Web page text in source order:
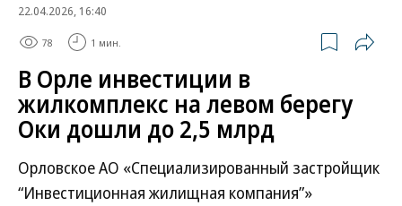
22.04.2026, 16:40
78 1 мин.
В Орле инвестиции в
жилкомплекс на левом берегу
Оки дошли до 2,5 млрд
Орловское АО «Специализированный застройщик
“Инвестиционная жилищная компания”»